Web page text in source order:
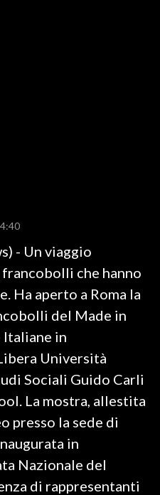
- Un viaggio
che hanno
Ha aperto a Roma la
del Made in
Italiane in
Università
Sociali Guido Carli
La mostra, allestita
presso la sede di
in
Nazionale del
di rappresentanti